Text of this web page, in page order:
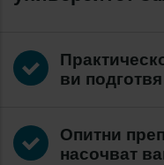
ви
Опитни
насочват